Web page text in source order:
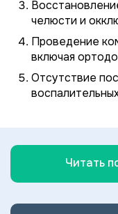
челюсти и
Проведение
включая
Отсутствие
Читать